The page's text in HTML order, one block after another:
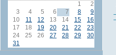
1
2
3
4 5 6 7 8
9
10
11 12 13 14 15
16
17
18 19 20 21 22
23
24
25 26 27 28 29
30
31